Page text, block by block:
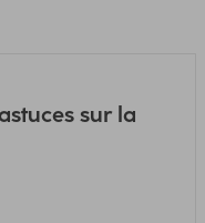
sur la